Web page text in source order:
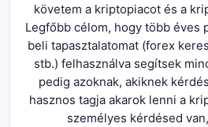
követem a kriptopiacot és a
Legfőbb célom, hogy több éves
beli tapasztalatomat (forex
stb.) felhasználva segítsek
pedig azoknak, akiknek
hasznos tagja akarok lenni a
személyes kérdésed